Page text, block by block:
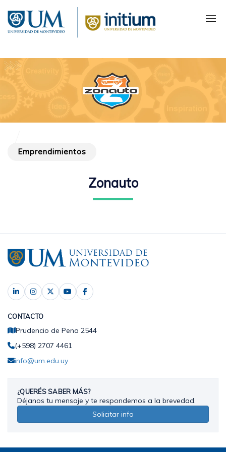
contenido
principal
Emprendimientos
Zonauto
CONTACTO
Prudencio de Pena 2544
(+598) 2707 4461
info@um.edu.uy
¿QUERÉS SABER MÁS?
Déjanos tu mensaje y te respondemos a la brevedad.
Solicitar info